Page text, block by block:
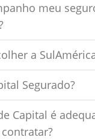
meu
a
Segurado?
Capital é